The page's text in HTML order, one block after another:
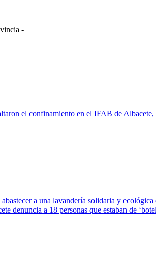
-
el confinamiento en el IFAB de Albacete,
a una lavandería solidaria y ecológica
denuncia a 18 personas que estaban de